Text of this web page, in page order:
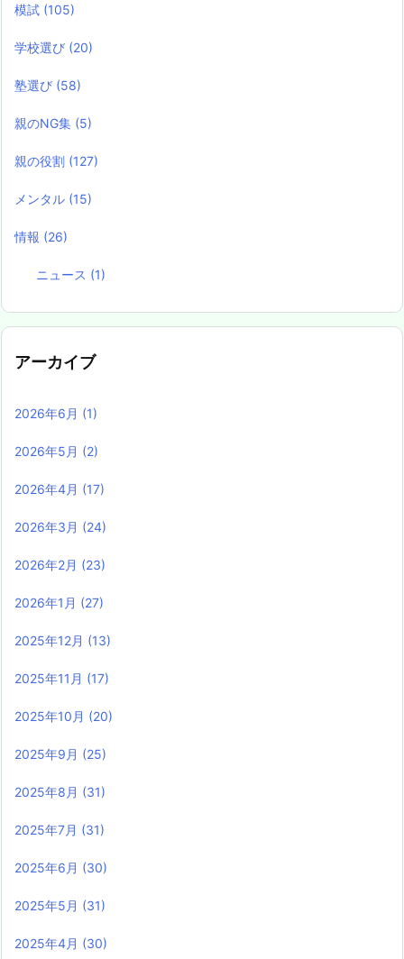
模試 (105)
学校選び (20)
塾選び (58)
親のNG集 (5)
親の役割 (127)
メンタル (15)
情報 (26)
ニュース (1)
アーカイブ
2026年6月 (1)
2026年5月 (2)
2026年4月 (17)
2026年3月 (24)
2026年2月 (23)
2026年1月 (27)
2025年12月 (13)
2025年11月 (17)
2025年10月 (20)
2025年9月 (25)
2025年8月 (31)
2025年7月 (31)
2025年6月 (30)
2025年5月 (31)
2025年4月 (30)